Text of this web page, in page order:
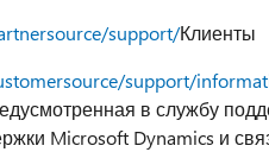
support/Клиенты
support/
в службу
Microsoft Dynamics и